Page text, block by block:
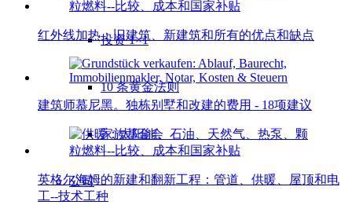
投资 1×1
10 条黄金法则
家族基金会
公司
红外线加热：旧建筑、新建筑和所有的优点和缺点
建筑师慕尼黑。独栋别墅和改建的费用 - 18项建议
英格尔海姆的新建和翻新工程：管道、供暖、屋顶和电
工--技术工种